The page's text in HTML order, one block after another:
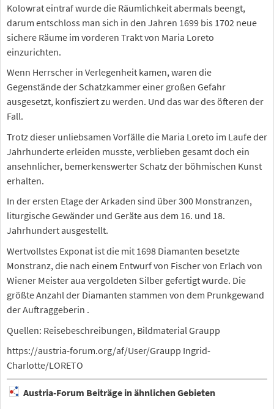
Kolowrat eintraf wurde die Räumlichkeit abermals beengt,
darum entschloss man sich in den Jahren 1699 bis 1702 neue
sichere Räume im vorderen Trakt von Maria Loreto
einzurichten.
Wenn Herrscher in Verlegenheit kamen, waren die
Gegenstände der Schatzkammer einer großen Gefahr
ausgesetzt, konfisziert zu werden. Und das war des öfteren der
Fall.
Trotz dieser unliebsamen Vorfälle die Maria Loreto im Laufe der
Jahrhunderte erleiden musste, verblieben gesamt doch ein
ansehnlicher, bemerkenswerter Schatz der böhmischen Kunst
erhalten.
In der ersten Etage der Arkaden sind über 300 Monstranzen,
liturgische Gewänder und Geräte aus dem 16. und 18.
Jahrhundert ausgestellt.
Wertvollstes Exponat ist die mit 1698 Diamanten besetzte
Monstranz, die nach einem Entwurf von Fischer von Erlach von
Wiener Meister aua vergoldeten Silber gefertigt wurde. Die
größte Anzahl der Diamanten stammen von dem Prunkgewand
der Auftraggeberin .
Quellen: Reisebeschreibungen, Bildmaterial Graupp
https://austria-forum.org/af/User/Graupp Ingrid-
Charlotte/LORETO
Austria-Forum Beiträge in ähnlichen Gebieten